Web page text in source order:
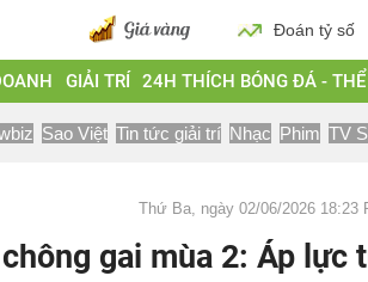
Đoán tỷ số
GIẢI TRÍ 24H THÍCH BÓNG ĐÁ -
Sao Việt Tin tức giải trí Nhạc Phim TV
Thứ Ba, ngày 02/06/2026 18:23
gai mùa 2: Áp lực